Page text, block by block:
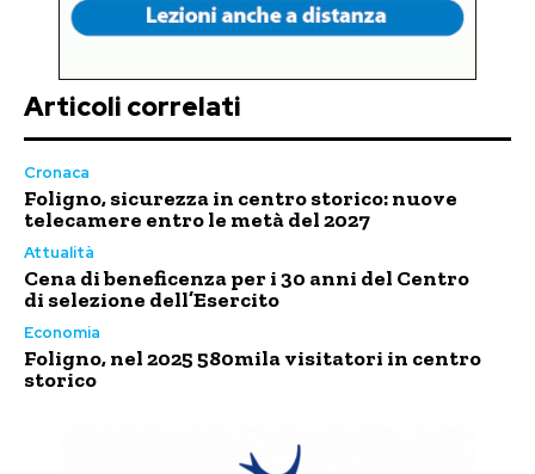
Articoli correlati
Cronaca
Foligno, sicurezza in centro storico: nuove
telecamere entro le metà del 2027
Attualità
Cena di beneficenza per i 30 anni del Centro
di selezione dell’Esercito
Economia
Foligno, nel 2025 580mila visitatori in centro
storico